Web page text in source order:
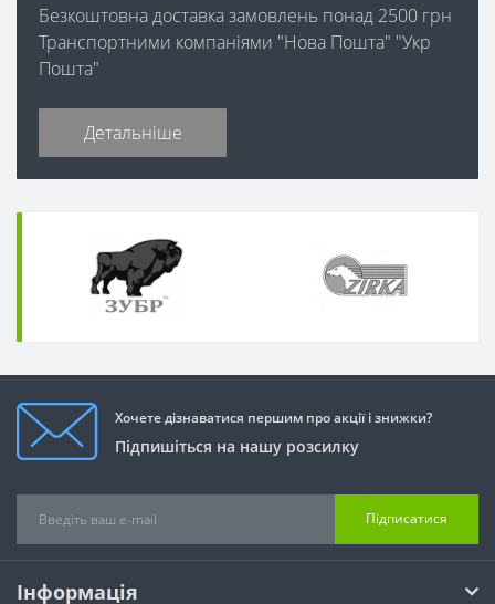
Безкоштовна доставка замовлень понад 2500 грн
Транспортними компаніями "Нова Пошта" "Укр
Пошта"
Детальніше
Хочете дізнаватися першим про акції і знижки?
Підпишіться на нашу розсилку
Підписатися
Інформація